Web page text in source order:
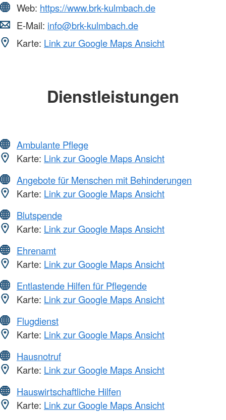
Web: https://www.brk-kulmbach.de
E-Mail: info@brk-kulmbach.de
Karte: Link zur Google Maps Ansicht
Dienstleistungen
Ambulante Pflege
Karte: Link zur Google Maps Ansicht
Angebote für Menschen mit Behinderungen
Karte: Link zur Google Maps Ansicht
Blutspende
Karte: Link zur Google Maps Ansicht
Ehrenamt
Karte: Link zur Google Maps Ansicht
Entlastende Hilfen für Pflegende
Karte: Link zur Google Maps Ansicht
Flugdienst
Karte: Link zur Google Maps Ansicht
Hausnotruf
Karte: Link zur Google Maps Ansicht
Hauswirtschaftliche Hilfen
Karte: Link zur Google Maps Ansicht